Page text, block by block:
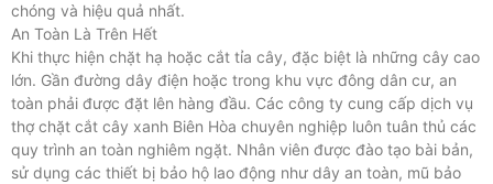
chóng và hiệu quả nhất.
An Toàn Là Trên Hết
Khi thực hiện chặt hạ hoặc cắt tỉa cây, đặc biệt là những cây cao
lớn. Gần đường dây điện hoặc trong khu vực đông dân cư, an
toàn phải được đặt lên hàng đầu. Các công ty cung cấp dịch vụ
thợ chặt cắt cây xanh Biên Hòa chuyên nghiệp luôn tuân thủ các
quy trình an toàn nghiêm ngặt. Nhân viên được đào tạo bài bản,
sử dụng các thiết bị bảo hộ lao động như dây an toàn, mũ bảo